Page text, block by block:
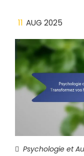
11 AUG 2025
Psychologie et